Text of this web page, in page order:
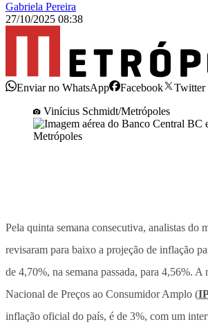
Gabriela Pereira
27/10/2025 08:38
Enviar no WhatsApp Facebook
Twitter
Vinícius Schmidt/Metrópoles
Pela quinta semana consecutiva, analistas do
revisaram para baixo a projeção de inflação
de 4,70%, na semana passada, para 4,56%. A
Nacional de Preços ao Consumidor Amplo (
inflação oficial do país, é de 3%, com um